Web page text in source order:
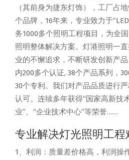
（其前身为捷东灯饰），工厂占
个品牌，16年来，专业致力于
务1000多个照明工程项目，为全
照明整体解决方案。灯港照明一直
业的不懈追求，不断研发创新产
内200多个认证, 38个产品系列，
30个专利。我们对产品品质进行
认可。连续多年获得“国家高新技
业”、“企业技术中心”等荣誉……
专业解决灯光照明工程
1、利润：质量差价格高，利润操